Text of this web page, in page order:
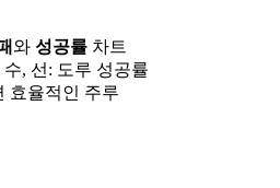
와 성공률 차트
, 선: 도루 성공률
효율적인 주루